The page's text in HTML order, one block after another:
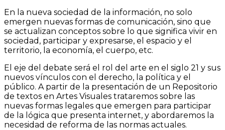
En la nueva sociedad de la información, no solo
emergen nuevas formas de comunicación, sino que
se actualizan conceptos sobre lo que significa vivir en
sociedad, participar y expresarse, el espacio y el
territorio, la economía, el cuerpo, etc.
El eje del debate será el rol del arte en el siglo 21 y sus
nuevos vínculos con el derecho, la política y el
público. A partir de la presentación de un Repositorio
de textos en Artes Visuales trataremos sobre las
nuevas formas legales que emergen para participar
de la lógica que presenta internet, y abordaremos la
necesidad de reforma de las normas actuales.